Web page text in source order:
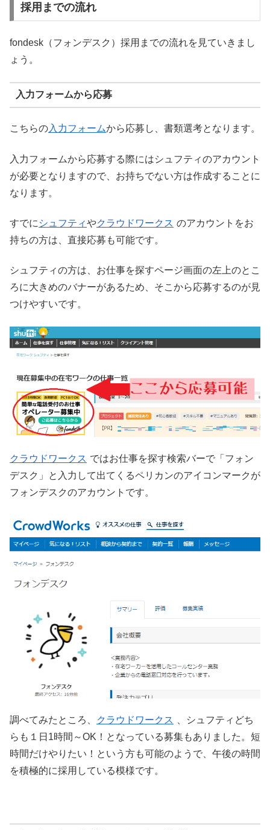
採用までの流れ
fondesk（フォンデスク）採用までの流れを見ていきまし
ょう。
入力フォームから応募
こちらの入力フォームから応募し、書類選考となります。
入力フォームから応募する際にはシュフティのアカウント
が必要となりますので、お持ちでない方は作成することに
なります。
すでに シュフティやクラウドワークス のアカウントをお
持ちの方は、直接応募も可能です。
シュフティの方は、お仕事を探すページ画面の左上のとこ
ろに大きめのバナーがあるため、そこから応募するのが見
つけやすいです。
クラウドワークス ではお仕事を探す検索バーで「フォン
デスク」と入力して出てくるペリカンのアイコンマークが
フォンデスクのアカウントです。
調べてみたところ、 クラウドワークス
、シュフティどち
らも１日1時間～OK！となっている募集もありました。短
時間だけやりたい！という方も可能のようで、午後の時間
を積極的に採用している模様です。